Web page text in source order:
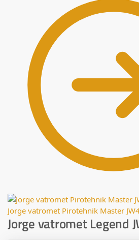
Jorge vatromet Pirotehnik Master
Jorge vatromet Legend